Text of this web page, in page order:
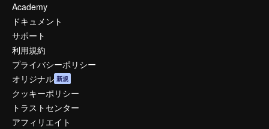
Academy
ドキュメント
サポート
利用規約
プライバシーポリシー
オリジナル 新規
クッキーポリシー
トラストセンター
アフィリエイト